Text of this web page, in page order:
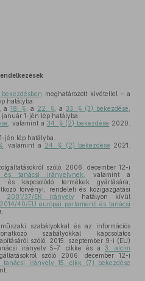
meghatározott kivétellel – a
hatályba.
, a 18. § , a 22. § , a 33. § (3) bekezdése
1-jén lép hatályba.
, valamint a 34. § (2) bekezdése 2020.
jén lép hatályba.
, valamint a 24. § (2) bekezdése 2021.
szóló, 2006. december 12-i
és tanácsi irányelvnek,
valamint a
és kapcsolódó termékek gyártására,
törvényi, rendeleti és közigazgatási
2001/37/EK irányelv hatályon kívül
2014/40/EU európai parlamenti és tanácsi
szabályokkal és az információs
szabályokkal kapcsolatos
szóló, 2015. szeptember 9-i (EU)
irányelv 5–7. cikke és a3. alcím
szóló 2006. december 12-i
tanácsi irányelv 15. cikk (7) bekezdése